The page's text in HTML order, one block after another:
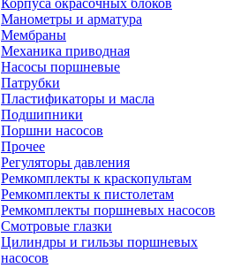
Корпуса окрасочных блоков
Манометры и арматура
Мембраны
Механика приводная
Насосы поршневые
Патрубки
Пластификаторы и масла
Подшипники
Поршни насосов
Прочее
Регуляторы давления
Ремкомплекты к краскопультам
Ремкомплекты к пистолетам
Ремкомплекты поршневых насосов
Смотровые глазки
Цилиндры и гильзы поршневых
насосов